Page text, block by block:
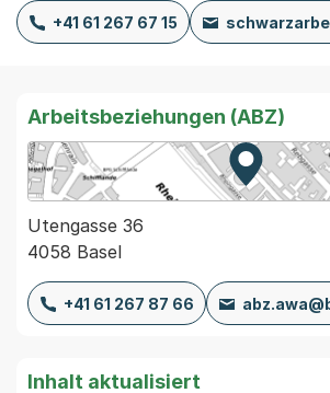
+41 61 267 67 15
Arbeitsbeziehungen (ABZ)
Zur Karte
Externer
Utengasse 36
4058 Basel
+41 61 267 87 66
Inhalt aktualisiert